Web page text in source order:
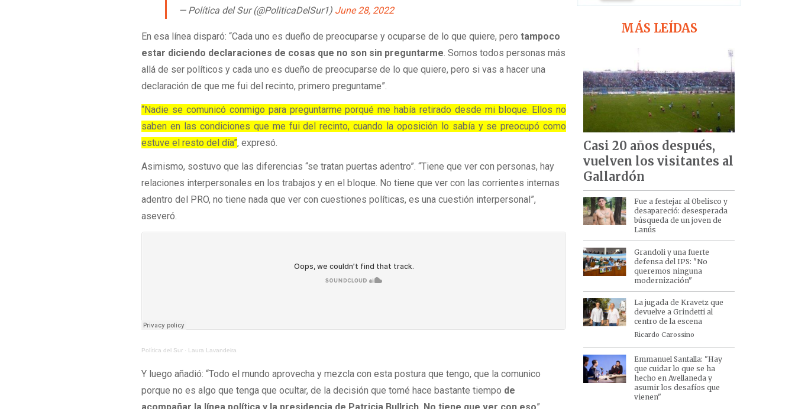
— Política del Sur (@PoliticaDelSur1) June 28, 2022
En esa línea disparó: “Cada uno es dueño de preocuparse y ocuparse de lo que quiere, perotampoco
estar diciendo declaraciones de cosas que no son sin preguntarme . Somos todos personas más
allá de ser políticos y cada uno es dueño de preocuparse de lo que quiere, pero si vas a hacer una
declaración de que me fui del recinto, primero preguntame”.
“Nadie se comunicó conmigo para preguntarme porqué me había retirado desde mi bloque. Ellos no
saben en las condiciones que me fui del recinto, cuando la oposición lo sabía y se preocupó como
estuve el resto del día”, expresó.
Asimismo, sostuvo que las diferencias “se tratan puertas adentro”. “Tiene que ver con personas, hay
relaciones interpersonales en los trabajos y en el bloque. No tiene que ver con las corrientes internas
adentro del PRO, no tiene nada que ver con cuestiones políticas, es una cuestión interpersonal”,
aseveró.
Política del Sur · Laura Lavandeira
Y luego añadió: “Todo el mundo aprovecha y mezcla con esta postura que tengo, que la comunico
porque no es algo que tenga que ocultar, de la decisión que tomé hace bastante tiempo de
MÁS LEÍDAS
Casi 20 años después,
vuelven los visitantes al
Gallardón
Fue a festejar al Obelisco y
desapareció: desesperada
búsqueda de un joven de
Lanús
Grandoli y una fuerte
defensa del IPS: "No
queremos ninguna
modernización"
La jugada de Kravetz que
devuelve a Grindetti al
centro de la escena
Ricardo Carossino
Emmanuel Santalla: "Hay
que cuidar lo que se ha
hecho en Avellaneda y
asumir los desafíos que
vienen"